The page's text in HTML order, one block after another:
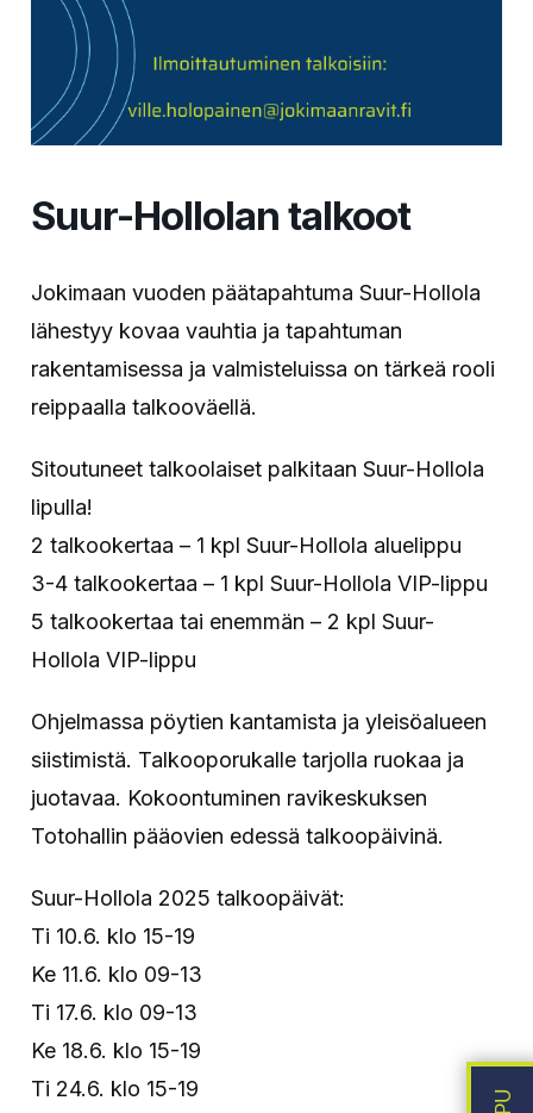
Suur-Hollolan talkoot
Jokimaan vuoden päätapahtuma Suur-Hollola
lähestyy kovaa vauhtia ja tapahtuman
rakentamisessa ja valmisteluissa on tärkeä rooli
reippaalla talkooväellä.
Sitoutuneet talkoolaiset palkitaan Suur-Hollola
lipulla!
2 talkookertaa – 1 kpl Suur-Hollola aluelippu
3-4 talkookertaa – 1 kpl Suur-Hollola VIP-lippu
5 talkookertaa tai enemmän – 2 kpl Suur-
Hollola VIP-lippu
Ohjelmassa pöytien kantamista ja yleisöalueen
siistimistä. Talkooporukalle tarjolla ruokaa ja
juotavaa. Kokoontuminen ravikeskuksen
Totohallin pääovien edessä talkoopäivinä.
Suur-Hollola 2025 talkoopäivät:
Ti 10.6. klo 15-19
Ke 11.6. klo 09-13
Ti 17.6. klo 09-13
Ke 18.6. klo 15-19
Ti 24.6. klo 15-19